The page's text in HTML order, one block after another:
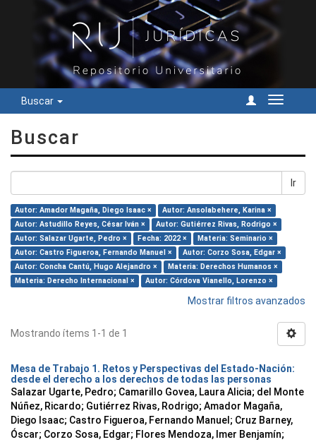
Buscar
Cambiar
Buscar
Ir
Autor: Amador Magaña, Diego Isaac ×
Autor: Ansolabehere, Karina ×
Autor: Astudillo Reyes, César Iván ×
Autor: Gutiérrez Rivas, Rodrigo ×
Autor: Salazar Ugarte, Pedro ×
Fecha: 2022 ×
Materia: Seminario ×
Autor: Castro Figueroa, Fernando Manuel ×
Autor: Corzo Sosa, Edgar ×
Autor: Concha Cantú, Hugo Alejandro ×
Materia: Derechos Humanos ×
Materia: Derecho Internacional ×
Autor: Córdova Vianello, Lorenzo ×
Mostrar filtros avanzados
Mostrando ítems 1-1 de 1
Mesa de Trabajo 1. Retos y Perspectivas del Estado-Nación:
desde el derecho a los derechos de todas las personas
Salazar Ugarte, Pedro; Camarillo Govea, Laura Alicia; del Monte
Núñez, Ricardo; Gutiérrez Rivas, Rodrigo; Amador Magaña,
Diego Isaac; Castro Figueroa, Fernando Manuel ; Cruz Barney,
Óscar; Corzo Sosa, Edgar; Flores Mendoza, Imer Benjamín;